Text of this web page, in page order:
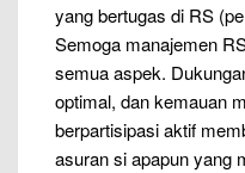
yang bertugas di RS
Semoga manajemen
semua aspek.
optimal, dan kemauan
berpartisipasi aktif
asuran si apapun yang